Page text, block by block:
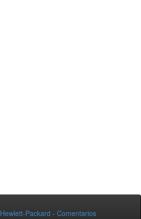
Hewlett-Packard - Comentarios